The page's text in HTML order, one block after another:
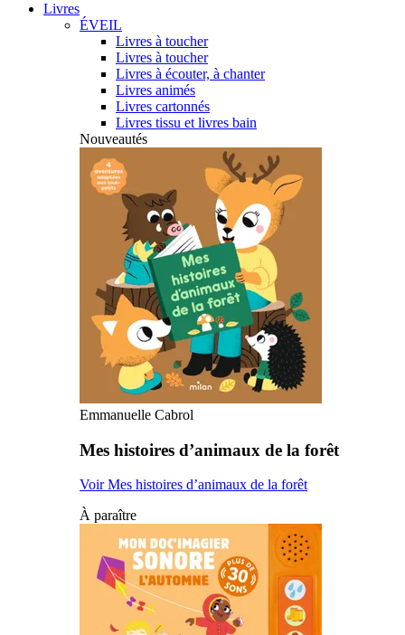
Livres
ÉVEIL
Livres à toucher
Livres à toucher
Livres à écouter, à chanter
Livres animés
Livres cartonnés
Livres tissu et livres bain
Nouveautés
Emmanuelle Cabrol
Mes histoires d’animaux de la forêt
Voir Mes histoires d’animaux de la forêt
À paraître